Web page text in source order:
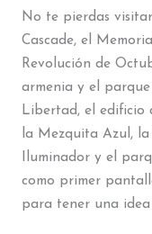
No te pierdas
Cascade, el
Revolución de
armenia y el
Libertad, el edificio
la Mezquita Azul,
Iluminador y el
como primer
para tener una